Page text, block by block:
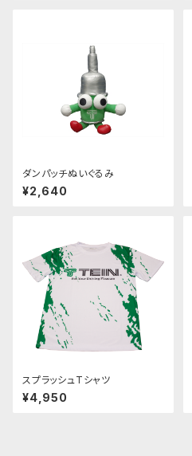
ダンパッチぬいぐるみ
¥2,640
スプラッシュTシャツ
¥4,950